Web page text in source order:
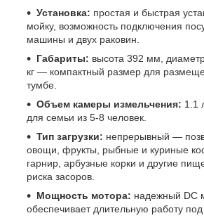
Установка: простая и быстрая
мойку, возможность подключения
машины и двух раковин.
Габариты: высота 392 мм,
кг — компактный размер для
тумбе.
Объем камеры измельчения: 1.1
для семьи из 5-8 человек.
Тип загрузки: непрерывный —
овощи, фрукты, рыбные и куриные
гарнир, арбузные корки и другие
риска засоров.
Мощность мотора: надежный DC
обеспечивает длительную работу